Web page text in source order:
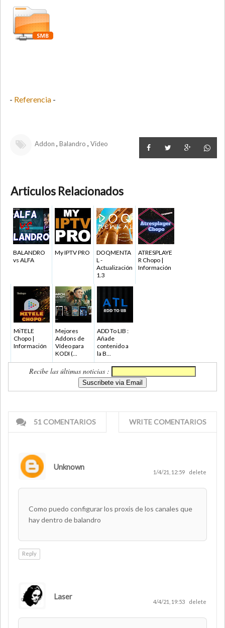
- Referencia -
Addon , Balandro , Video
Articulos Relacionados
BALANDRO
vs ALFA
My IPTV PRO
DOQMENTA
L -
Actualización
1.3
ATRESPLAYE
R Chopo |
Información
MiTELE
Chopo |
Información
Mejores
Addons de
Vídeo para
KODI (...
ADD To LIB :
Añade
contenido a
la B...
Recibe las últimas noticias :
51 COMENTARIOS WRITE COMENTARIOS
Unknown
1/4/21, 12:59 delete
Como puedo configurar los proxis de los canales que
hay dentro de balandro
Reply
Laser
4/4/21, 19:53 delete